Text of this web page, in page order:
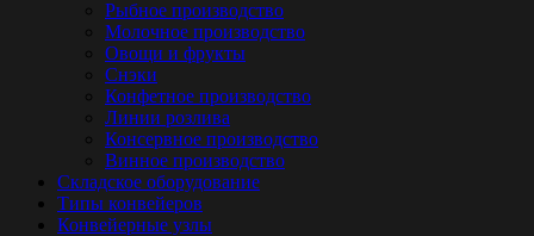
Рыбное производство
Молочное производство
Овощи и фрукты
Снэки
Конфетное производство
Линии розлива
Консервное производство
Винное производство
Складское оборудование
Типы конвейеров
Конвейерные узлы